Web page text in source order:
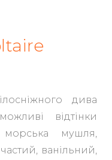
дива
відтінки
морська мушля,
ванільний,